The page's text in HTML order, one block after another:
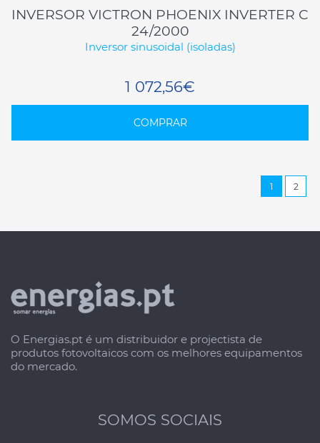
INVERSOR VICTRON PHOENIX INVERTER C
24/2000
Inversor sinusoidal (isoladas)
1 072,56€
COMPRAR
1 2
O Energias.pt é um distribuidor e projectista de
produtos fotovoltaicos com os melhores equipamentos
do mercado.
SOMOS SOCIAIS